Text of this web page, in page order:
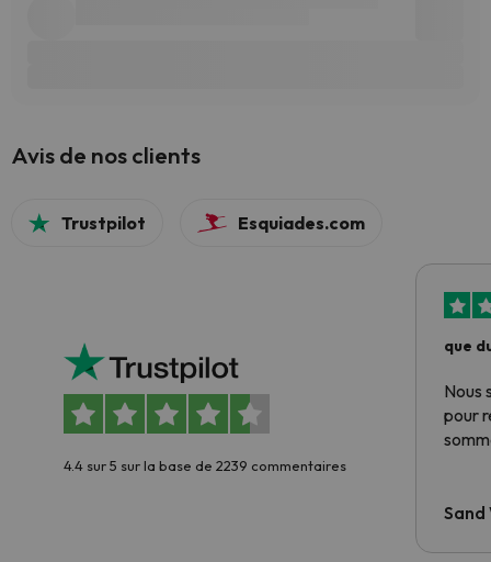
Avis de nos clients
Trustpilot Esquiades.com
4.4 sur 5 sur la base de 2239 commentaires
que
Nous
pour
Sand